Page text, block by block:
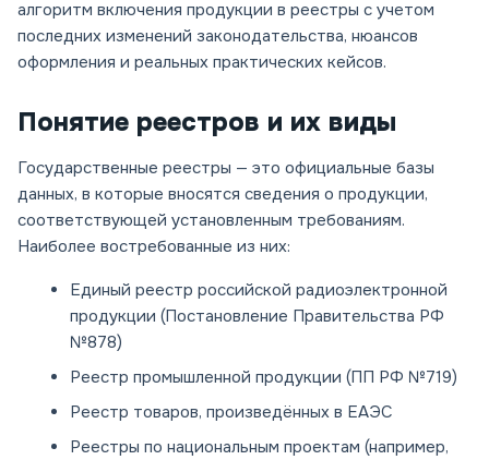
алгоритм включения продукции в реестры с учетом
последних изменений законодательства, нюансов
оформления и реальных практических кейсов.
Понятие реестров и их виды
Государственные реестры — это официальные базы
данных, в которые вносятся сведения о продукции,
соответствующей установленным требованиям.
Наиболее востребованные из них:
Единый реестр российской радиоэлектронной
продукции (Постановление Правительства РФ
№878)
Реестр промышленной продукции (ПП РФ №719)
Реестр товаров, произведённых в ЕАЭС
Реестры по национальным проектам (например,